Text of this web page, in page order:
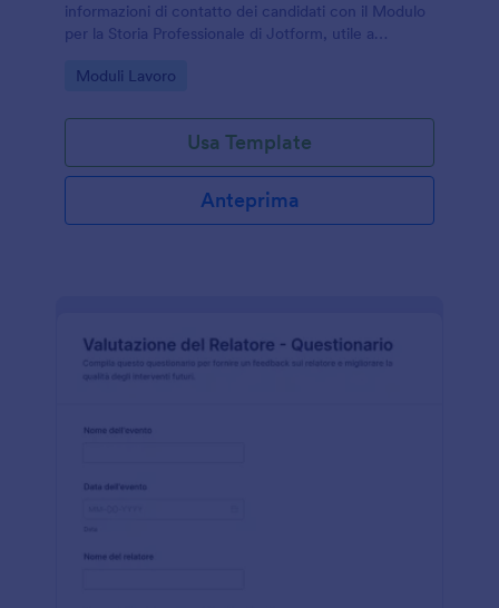
informazioni di contatto dei candidati con il Modulo
per la Storia Professionale di Jotform, utile a
dati online.
Go to Category:
Moduli Lavoro
Usa Template
Anteprima